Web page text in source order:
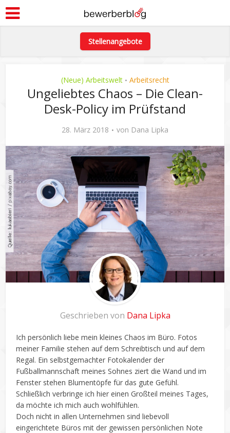
Stellenangebote
(Neue) Arbeitswelt • Arbeitsrecht
Ungeliebtes Chaos – Die Clean-
Desk-Policy im Prüfstand
28. März 2018 von Dana Lipka
Geschrieben von Dana Lipka
Ich persönlich liebe mein kleines Chaos im Büro. Fotos
meiner Familie stehen auf dem Schreibtisch und auf dem
Regal. Ein selbstgemachter Fotokalender der
Fußballmannschaft meines Sohnes ziert die Wand und im
Fenster stehen Blumentöpfe für das gute Gefühl.
Schließlich verbringe ich hier einen Großteil meines Tages,
da möchte ich mich auch wohlfühlen.
Doch nicht in allen Unternehmen sind liebevoll
eingerichtete Büros mit der gewissen persönlichen Note